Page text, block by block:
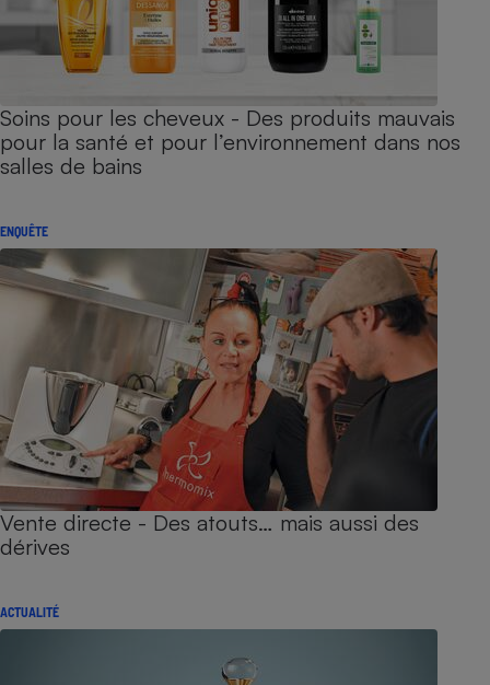
Soins pour les cheveux - Des produits mauvais
pour la santé et pour l’environnement dans nos
salles de bains
ENQUÊTE
Vente directe - Des atouts… mais aussi des
dérives
ACTUALITÉ